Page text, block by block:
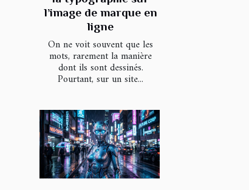
l’image de marque en
ligne
On ne voit souvent que les
mots, rarement la manière
dont ils sont dessinés.
Pourtant, sur un site...